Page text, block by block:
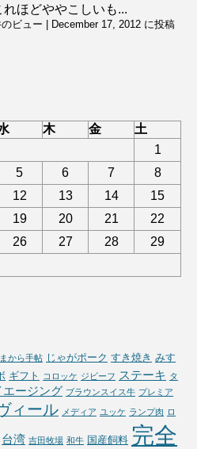
れほどややこしいも...
ビュー | December 17, 2012 に投稿
木 金
土
1
5 6 7
8
12 13 14
15
19 20 21
22
26 27 28
29
から手帖 じゃがポーク すき焼き みす
ギフト コロッケ ジビーフ ステーキ タ
エージング ブラウンスイス牛 プレミア
ィール メディア ユッケ ランプ肉 ロ
台湾 吉田牧場 和牛 国産飼料 完全